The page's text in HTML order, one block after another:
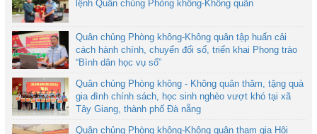
lệnh Quân chủng Phòng không-Không quân
Quân chủng Phòng không-Không quân tập huấn cải
cách hành chính, chuyển đổi số, triển khai Phong trào
“Bình dân học vụ số”
Quân chủng Phòng không - Không quân thăm, tặng quà
gia đình chính sách, học sinh nghèo vượt khó tại xã
Tây Giang, thành phố Đà nẵng
Quân chủng Phòng không-Không quân tham gia Hội